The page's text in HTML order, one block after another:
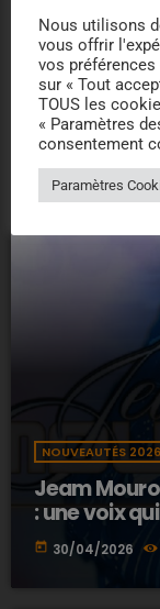
NOUVEAUTÉS 2026
Jeam
: une voix
today 30/04/2026
Nous utilisons
vous offrir
vos
sur « Tout
TOUS les
« Paramètres
consentement
Paramètres